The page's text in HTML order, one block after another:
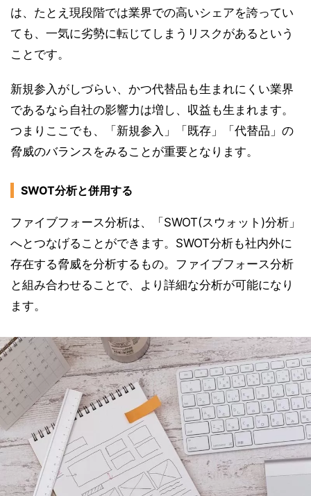
は、たとえ現段階では業界での高いシェアを誇ってい
ても、一気に劣勢に転じてしまうリスクがあるという
ことです。
新規参入がしづらい、かつ代替品も生まれにくい業界
であるなら自社の影響力は増し、収益も生まれます。
つまりここでも、「新規参入」「既存」「代替品」の
脅威のバランスをみることが重要となります。
SWOT分析と併用する
ファイブフォース分析は、「SWOT(スウォット)分析」
へとつなげることができます。SWOT分析も社内外に
存在する脅威を分析するもの。ファイブフォース分析
と組み合わせることで、より詳細な分析が可能になり
ます。